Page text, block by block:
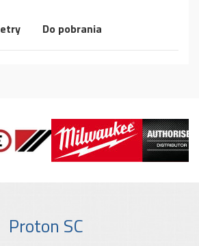
Do pobrania
Proton SC